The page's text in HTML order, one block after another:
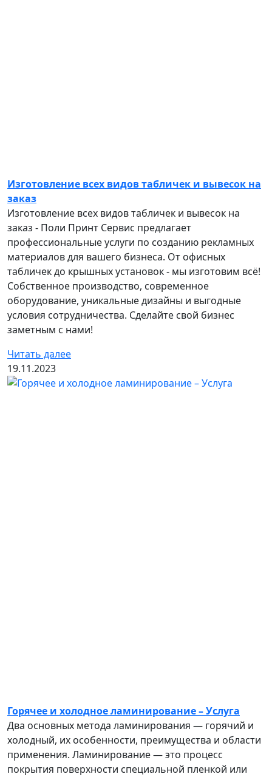
Изготовление всех видов табличек и вывесок на
заказ
Изготовление всех видов табличек и вывесок на
заказ - Поли Принт Сервис предлагает
профессиональные услуги по созданию рекламных
материалов для вашего бизнеса. От офисных
табличек до крышных установок - мы изготовим всё!
Собственное производство, современное
оборудование, уникальные дизайны и выгодные
условия сотрудничества. Сделайте свой бизнес
заметным с нами!
Читать далее
19.11.2023
Горячее и холодное ламинирование – Услуга
Два основных метода ламинирования — горячий и
холодный, их особенности, преимущества и области
применения. Ламинирование — это процесс
покрытия поверхности специальной пленкой или